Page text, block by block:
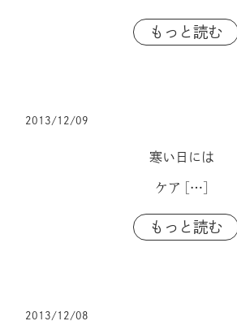
もっと読む
2013/12/09
寒い日には
ケア […]
もっと読む
2013/12/08